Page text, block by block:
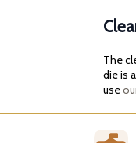
The
die is
use